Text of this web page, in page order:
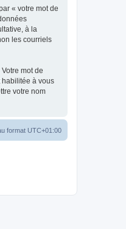
« votre mot de
à la
les courriels
mot de
habilitée à vous
votre nom
format UTC+01:00